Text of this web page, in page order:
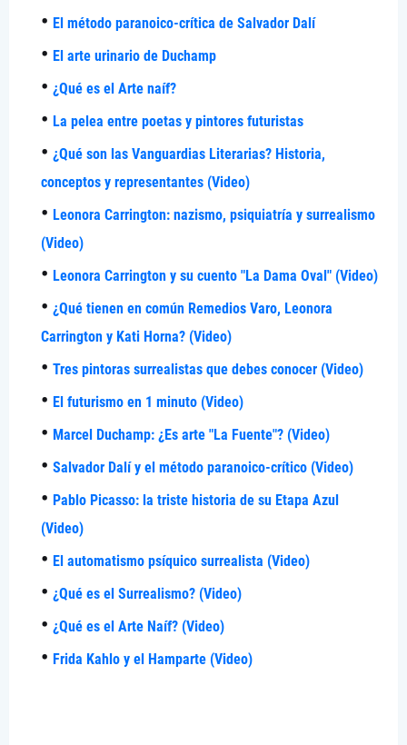
El método paranoico-crítica de Salvador Dalí
El arte urinario de Duchamp
¿Qué es el Arte naíf?
La pelea entre poetas y pintores futuristas
¿Qué son las Vanguardias Literarias? Historia,
conceptos y representantes (Video)
Leonora Carrington: nazismo, psiquiatría y surrealismo
(Video)
Leonora Carrington y su cuento "La Dama Oval" (Video)
¿Qué tienen en común Remedios Varo, Leonora
Carrington y Kati Horna? (Video)
Tres pintoras surrealistas que debes conocer (Video)
El futurismo en 1 minuto (Video)
Marcel Duchamp: ¿Es arte "La Fuente"? (Video)
Salvador Dalí y el método paranoico-crítico (Video)
Pablo Picasso: la triste historia de su Etapa Azul
(Video)
El automatismo psíquico surrealista (Video)
¿Qué es el Surrealismo? (Video)
¿Qué es el Arte Naíf? (Video)
Frida Kahlo y el Hamparte (Video)